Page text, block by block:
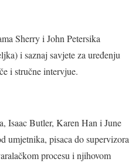
Sherry i John Petersika
i saznaj savjete za uređenju
i stručne intervjue.
Isaac Butler, Karen Han i June
umjetnika, pisaca do supervizora
procesu i njihovom